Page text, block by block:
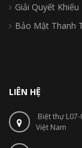
Giải Quyết Khiếu
Bảo Mật Thanh
LIÊN HỆ
Biệt thự
Việt Nam